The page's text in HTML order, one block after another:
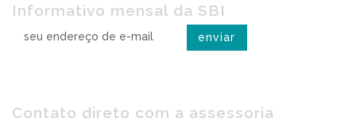
Informativo mensal da SBI
Contato direto com a assessoria